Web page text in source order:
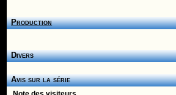
Production
Divers
Avis sur la série